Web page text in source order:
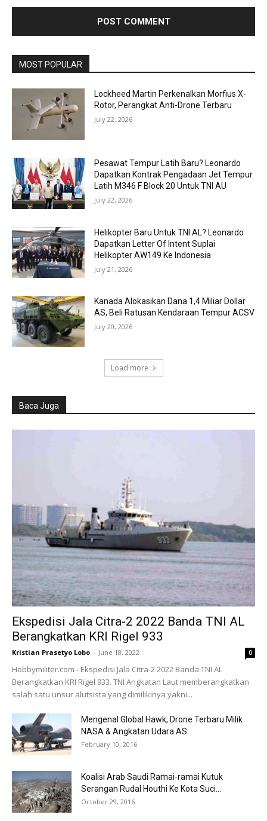
MOST POPULAR
Lockheed Martin Perkenalkan Morfius X-
Rotor, Perangkat Anti-Drone Terbaru
July 22, 2026
Pesawat Tempur Latih Baru? Leonardo
Dapatkan Kontrak Pengadaan Jet Tempur
Latih M346 F Block 20 Untuk TNI AU
July 22, 2026
Helikopter Baru Untuk TNI AL? Leonardo
Dapatkan Letter Of Intent Suplai
Helikopter AW149 Ke Indonesia
July 21, 2026
Kanada Alokasikan Dana 1,4 Miliar Dollar
AS, Beli Ratusan Kendaraan Tempur ACSV
July 20, 2026
Load more
Baca Juga
Ekspedisi Jala Citra-2 2022 Banda TNI AL
Berangkatkan KRI Rigel 933
Kristian Prasetyo Lobo - June 18, 2022 0
Hobbymiliter.com - Ekspedisi Jala Citra-2 2022 Banda TNI AL
Berangkatkan KRI Rigel 933. TNI Angkatan Laut memberangkatkan
salah satu unsur alutsista yang dimilikinya yakni...
Mengenal Global Hawk, Drone Terbaru Milik
NASA & Angkatan Udara AS
February 10, 2016
Koalisi Arab Saudi Ramai-ramai Kutuk
Serangan Rudal Houthi Ke Kota Suci...
October 29, 2016